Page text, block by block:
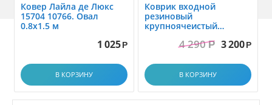
Ковер Лайла де Люкс
15704 10766. Овал
0.8x1.5 м
1 025 Р
В КОРЗИНУ
Коврик вxодной
резиновый
крупноячеистый
1.0x1.5 м4 290 Р 3 200 Р
В КОРЗИНУ